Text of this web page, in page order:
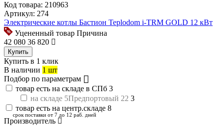
Код товара: 210963
Артикул: 274
Электрические котлы Бастион Teplodom i-TRM GOLD 12 кВт
Уцененный товар Причина
42 080 36 820
Купить
Купить в 1 клик
В наличии 1 шт
Подбор по параметрам
товар есть на складе в СПб 3
на складе 5Предпортовый 22 3
товар есть на центр.складе 8
срок поставки от 7 до 12 раб. дней
Производитель